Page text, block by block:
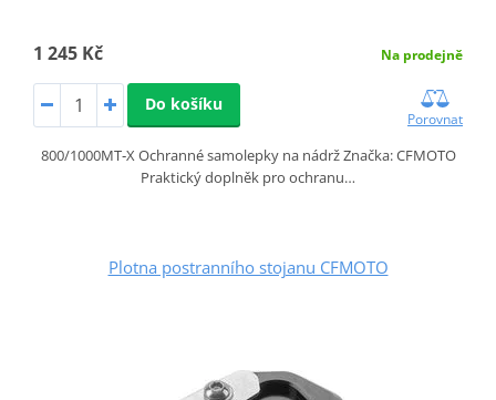
1 245 Kč Na prodejně
Do košíku
Porovnat
800/1000MT‑X Ochranné samolepky na nádrž Značka: CFMOTO
Praktický doplněk pro ochranu…
Plotna postranního stojanu CFMOTO